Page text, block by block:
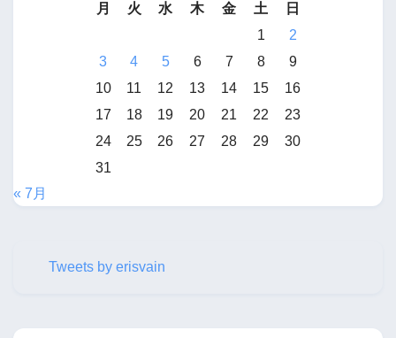
月
火 水 木 金 土
日
1
2
3
4 5 6 7 8
9
10
11 12 13 14 15
16
17
18 19 20 21 22
23
24
25 26 27 28 29
30
31
« 7月
Tweets by erisvain